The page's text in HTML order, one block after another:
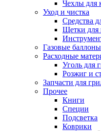
Чехлы для
Уход и чистка
Средства
Щетки для
Газовые баллоны
Расходные
Уголь для
Розжиг и
Запчасти для
Прочее
Книги
Специи
Подсветка
Коврики